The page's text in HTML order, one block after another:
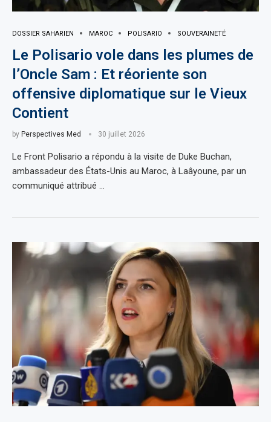
DOSSIER SAHARIEN MAROC POLISARIO SOUVERAINETÉ
Le Polisario vole dans les plumes de
l’Oncle Sam : Et réoriente son
offensive diplomatique sur le Vieux
Contient
by Perspectives Med 30 juillet 2026
Le Front Polisario a répondu à la visite de Duke Buchan,
ambassadeur des États-Unis au Maroc, à Laâyoune, par un
communiqué attribué …